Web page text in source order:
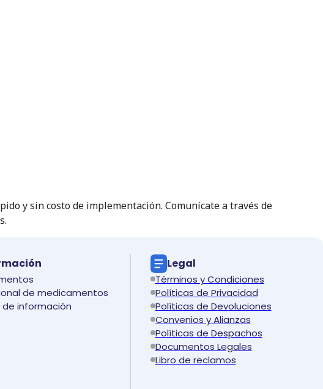
y sin costo de implementación. Comunícate a través de
de medicamentos
de información
Legal
Términos y Condiciones
Políticas de Privacidad
Políticas de Devoluciones
Convenios y Alianzas
Políticas de Despachos
Documentos Legales
Libro de reclamos